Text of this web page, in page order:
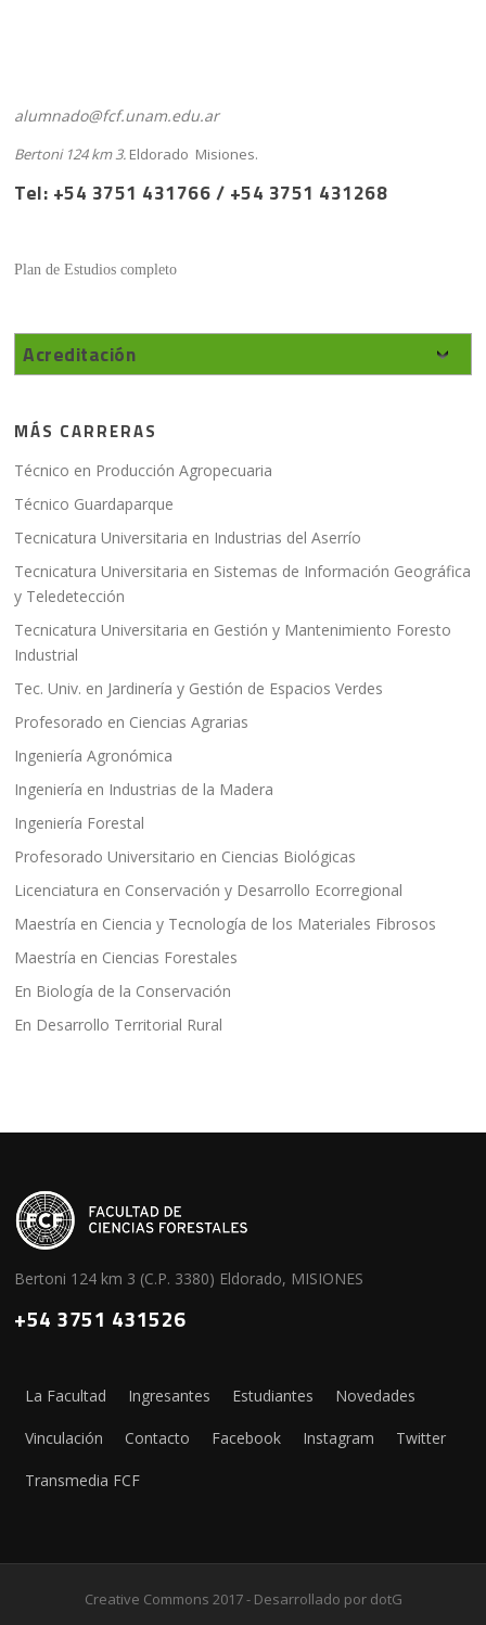
alumnado@fcf.unam.edu.ar
Bertoni 124 km 3. Eldorado ­ Misiones.
Tel: +54 3751 431766 / +54 3751 431268
Plan de Estudios completo
Acreditación
MÁS CARRERAS
Técnico en Producción Agropecuaria
Técnico Guardaparque
Tecnicatura Universitaria en Industrias del Aserrío
Tecnicatura Universitaria en Sistemas de Información Geográfica
y Teledetección
Tecnicatura Universitaria en Gestión y Mantenimiento Foresto
Industrial
Tec. Univ. en Jardinería y Gestión de Espacios Verdes
Profesorado en Ciencias Agrarias
Ingeniería Agronómica
Ingeniería en Industrias de la Madera
Ingeniería Forestal
Profesorado Universitario en Ciencias Biológicas
Licenciatura en Conservación y Desarrollo Ecorregional
Maestría en Ciencia y Tecnología de los Materiales Fibrosos
Maestría en Ciencias Forestales
En Biología de la Conservación
En Desarrollo Territorial Rural
Bertoni 124 km 3 (C.P. 3380) Eldorado, MISIONES
+54 3751 431526
La Facultad Ingresantes Estudiantes Novedades
Vinculación Contacto Facebook Instagram Twitter
Transmedia FCF
Creative Commons 2017 - Desarrollado por dotG